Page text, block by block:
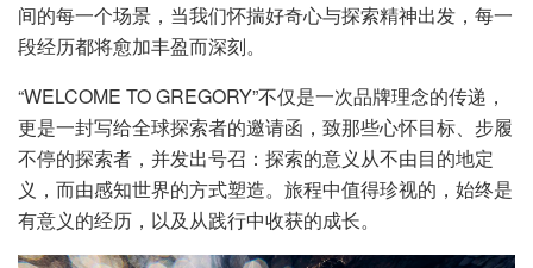
间的每一个场景，当我们怀揣好奇心与探索精神出发，每一
段经历都将愈加丰盈而深刻。
“WELCOME TO GREGORY”不仅是一次品牌理念的传递，
更是一封写给全球探索者的邀请函，致那些心怀目标、步履
不停的探索者，并发出号召：探索的意义从不由目的地定
义，而由感知世界的方式塑造。旅程中值得珍视的，始终是
有意义的经历，以及从践行中收获的成长。